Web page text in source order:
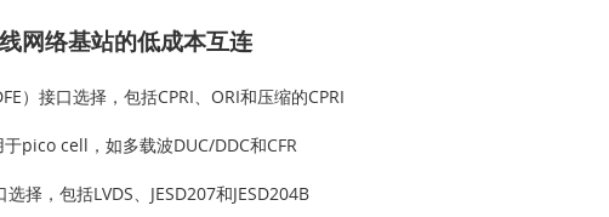
网络基站的低成本互连
）接口选择，包括CPRI、ORI和压缩的CPRI
于pico cell，如多载波DUC/DDC和CFR
择，包括LVDS、JESD207和JESD204B